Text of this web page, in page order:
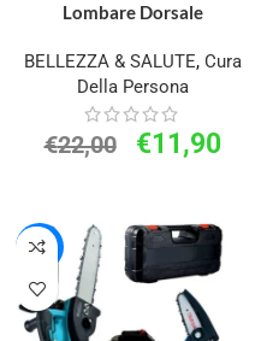
Lombare Dorsale
BELLEZZA & SALUTE, Cura
Della Persona
€22,00 €11,90
-13%